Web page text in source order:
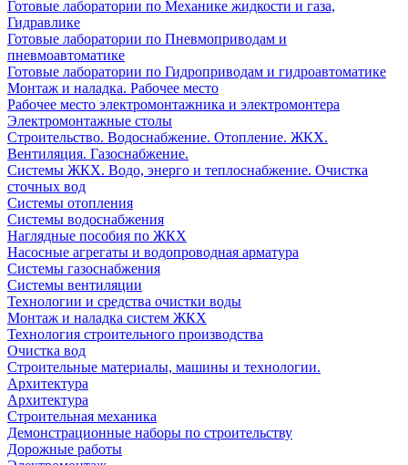
Готовые лаборатории по Механике жидкости и газа,
Гидравлике
Готовые лаборатории по Пневмоприводам и
пневмоавтоматике
Готовые лаборатории по Гидроприводам и гидроавтоматике
Монтаж и наладка. Рабочее место
Рабочее место электромонтажника и электромонтера
Электромонтажные столы
Строительство. Водоснабжение. Отопление. ЖКХ.
Вентиляция. Газоснабжение.
Системы ЖКХ. Водо, энерго и теплоснабжение. Очистка
сточных вод
Системы отопления
Системы водоснабжения
Наглядные пособия по ЖКХ
Насосные агрегаты и водопроводная арматура
Системы газоснабжения
Системы вентиляции
Технологии и средства очистки воды
Монтаж и наладка систем ЖКХ
Технология строительного производства
Очистка вод
Строительные материалы, машины и технологии.
Архитектура
Архитектура
Cтроительная механика
Демонстрационные наборы по строительству
Дорожные работы